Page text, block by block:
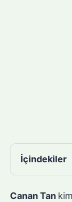
İçindekiler
Canan Tan